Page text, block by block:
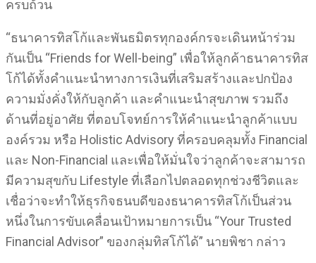
ครบถ้วน
“ธนาคารทิสโก้และพันธมิตรทุกองค์กรจะเดินหน้าร่วม
กันเป็น “Friends for Well-being” เพื่อให้ลูกค้าธนาคารทิส
โก้ได้ทั้งคำแนะนำทางการเงินที่เสริมสร้างและปกป้อง
ความมั่งคั่งให้กับลูกค้า และคำแนะนำสุขภาพ รวมถึง
ด้านที่อยู่อาศัย ที่ตอบโจทย์การให้คำแนะนำลูกค้าแบบ
องค์รวม หรือ Holistic Advisory ที่ครอบคลุมทั้ง Financial
และ Non-Financial และเพื่อให้มั่นใจว่าลูกค้าจะสามารถ
มีความสุขกับ Lifestyle ที่เลือกไปตลอดทุกช่วงชีวิตและ
เชื่อว่าจะทำให้ธุรกิจธนบดีของธนาคารทิสโก้เป็นส่วน
หนึ่งในการขับเคลื่อนเป้าหมายการเป็น “Your Trusted
Financial Advisor” ของกลุ่มทิสโก้ได้” นายพิชา กล่าว